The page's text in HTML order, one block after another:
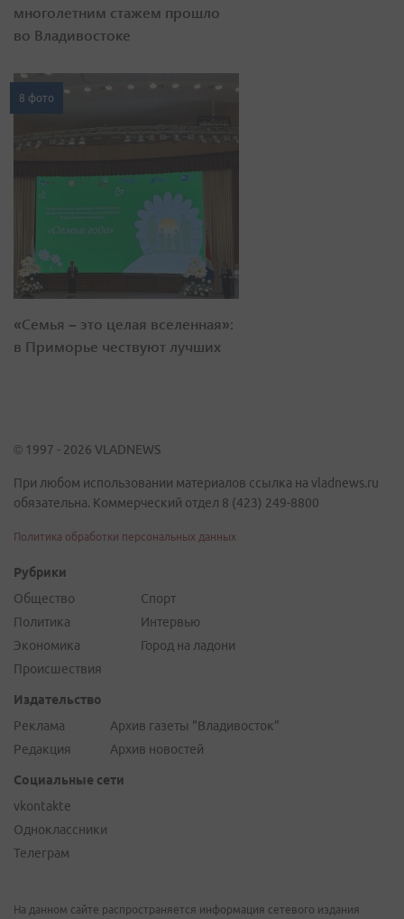
многолетним стажем прошло
во Владивостоке
8 фото
«Семья – это целая вселенная»:
в Приморье чествуют лучших
© 1997 - 2026 VLADNEWS
При любом использовании материалов ссылка на vladnews.ru
обязательна. Коммерческий отдел 8 (423) 249-8800
Политика обработки персональных данных
Рубрики
Общество
Политика
Экономика
Происшествия
Спорт
Интервью
Город на ладони
Издательство
Реклама
Редакция
Архив газеты "Владивосток"
Архив новостей
Социальные сети
vkontakte
Одноклассники
Телеграм
На данном сайте распространяется информация сетевого издания